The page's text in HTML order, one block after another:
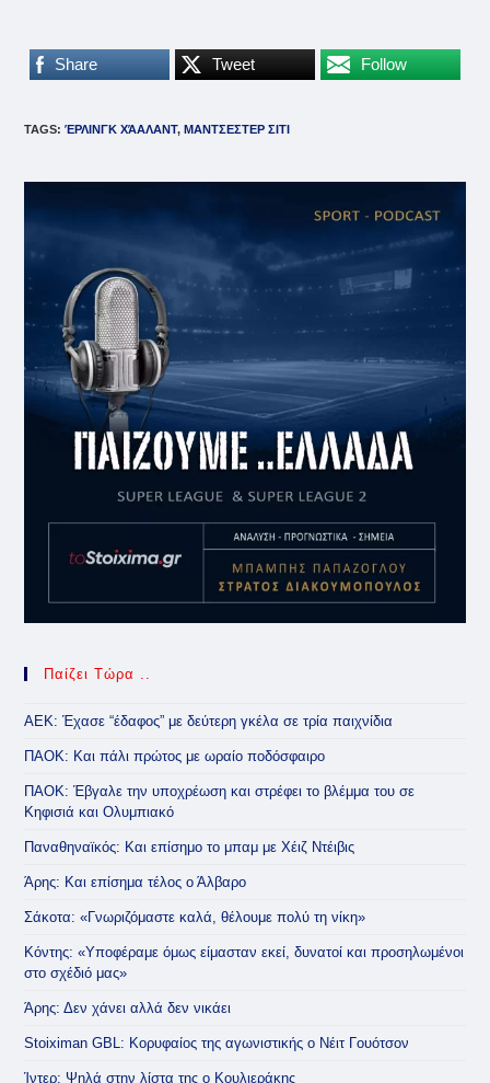
Share Tweet Follow
TAGS:ΈΡΛΙΝΓΚ ΧΆΑΛΑΝΤ, ΜΑΝΤΣΕΣΤΕΡ ΣΙΤΙ
Παίζει Τώρα ..
ΑΕΚ: Έχασε “έδαφος” με δεύτερη γκέλα σε τρία παιχνίδια
ΠΑΟΚ: Και πάλι πρώτος με ωραίο ποδόσφαιρο
ΠΑΟΚ: Έβγαλε την υποχρέωση και στρέφει το βλέμμα του σε
Κηφισιά και Ολυμπιακό
Παναθηναϊκός: Και επίσημο το μπαμ με Χέιζ Ντέιβις
Άρης: Και επίσημα τέλος ο Άλβαρο
Σάκοτα: «Γνωριζόμαστε καλά, θέλουμε πολύ τη νίκη»
Κόντης: «Υποφέραμε όμως είμασταν εκεί, δυνατοί και προσηλωμένοι
στο σχέδιό μας»
Άρης: Δεν χάνει αλλά δεν νικάει
Stoiximan GBL: Κορυφαίος της αγωνιστικής ο Νέιτ Γουότσον
Ίντερ: Ψηλά στην λίστα της ο Κουλιεράκης